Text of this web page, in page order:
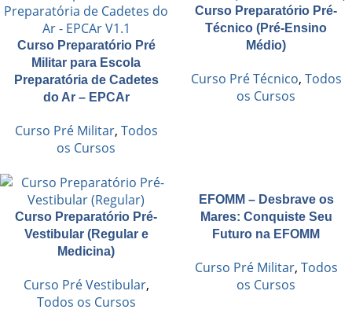
Curso Preparatório Pré
Militar para Escola
Preparatória de Cadetes
do Ar – EPCAr
Curso Pré Militar, Todos
os Cursos
Curso Preparatório Pré-
Técnico (Pré-Ensino
Médio)
Curso Pré Técnico, Todos
os Cursos
Curso Preparatório Pré-
Vestibular (Regular e
Medicina)
Curso Pré Vestibular,
Todos os Cursos
EFOMM – Desbrave os
Mares: Conquiste Seu
Futuro na EFOMM
Curso Pré Militar, Todos
os Cursos